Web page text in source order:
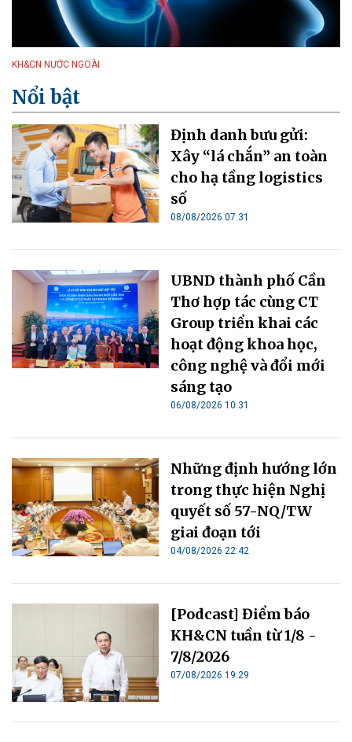
KH&CN NƯỚC NGOÀI
Nổi bật
Định danh bưu gửi:
Xây “lá chắn” an toàn
cho hạ tầng logistics
số
08/08/2026 07:31
UBND thành phố Cần
Thơ hợp tác cùng CT
Group triển khai các
hoạt động khoa học,
công nghệ và đổi mới
sáng tạo
06/08/2026 10:31
Những định hướng lớn
trong thực hiện Nghị
quyết số 57-NQ/TW
giai đoạn tới
04/08/2026 22:42
[Podcast] Điểm báo
KH&CN tuần từ 1/8 -
7/8/2026
07/08/2026 19:29